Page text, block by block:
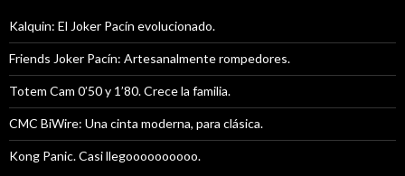
Kalquin: El Joker Pacín evolucionado.
Friends Joker Pacín: Artesanalmente rompedores.
Totem Cam 0’50 y 1’80. Crece la familia.
CMC BiWire: Una cinta moderna, para clásica.
Kong Panic. Casi llegoooooooooo.